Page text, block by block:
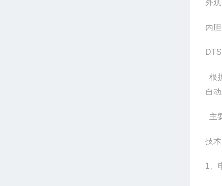
外
内
根
自
主
技
1、